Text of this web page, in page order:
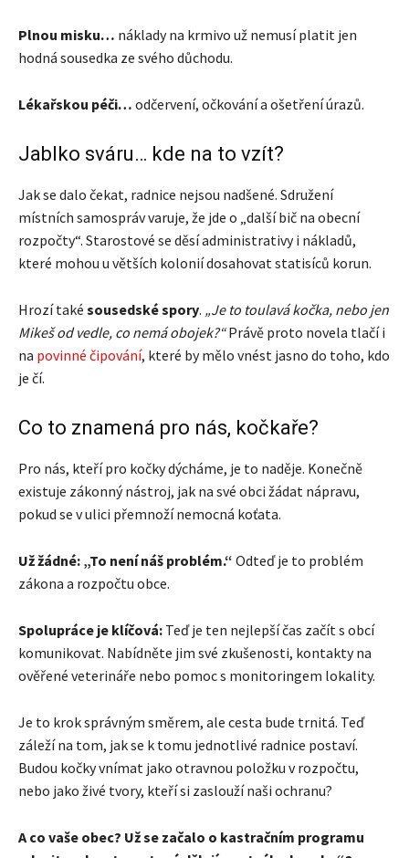
Plnou misku… náklady na krmivo už nemusí platit jen
hodná sousedka ze svého důchodu.
Lékařskou péči… odčervení, očkování a ošetření úrazů.
Jablko sváru… kde na to vzít?
Jak se dalo čekat, radnice nejsou nadšené. Sdružení
místních samospráv varuje, že jde o „další bič na obecní
rozpočty“. Starostové se děsí administrativy i nákladů,
které mohou u větších kolonií dosahovat statisíců korun.
Hrozí také sousedské spory. „Je to toulavá kočka, nebo jen
Mikeš od vedle, co nemá obojek?“Právě proto novela tlačí i
na povinné čipování, které by mělo vnést jasno do toho, kdo
je čí.
Co to znamená pro nás, kočkaře?
Pro nás, kteří pro kočky dýcháme, je to naděje. Konečně
existuje zákonný nástroj, jak na své obci žádat nápravu,
pokud se v ulici přemnoží nemocná koťata.
Už žádné: „To není náš problém.“ Odteď je to problém
zákona a rozpočtu obce.
Spolupráce je klíčová: Teď je ten nejlepší čas začít s obcí
komunikovat. Nabídněte jim své zkušenosti, kontakty na
ověřené veterináře nebo pomoc s monitoringem lokality.
Je to krok správným směrem, ale cesta bude trnitá. Teď
záleží na tom, jak se k tomu jednotlivé radnice postaví.
Budou kočky vnímat jako otravnou položku v rozpočtu,
nebo jako živé tvory, kteří si zaslouží naši ochranu?
A co vaše obec? Už se začalo o kastračním programu